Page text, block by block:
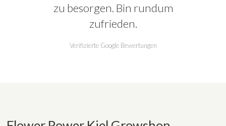
zu besorgen. Bin rundum
zufrieden.
Verifizierte Google Bewertungen